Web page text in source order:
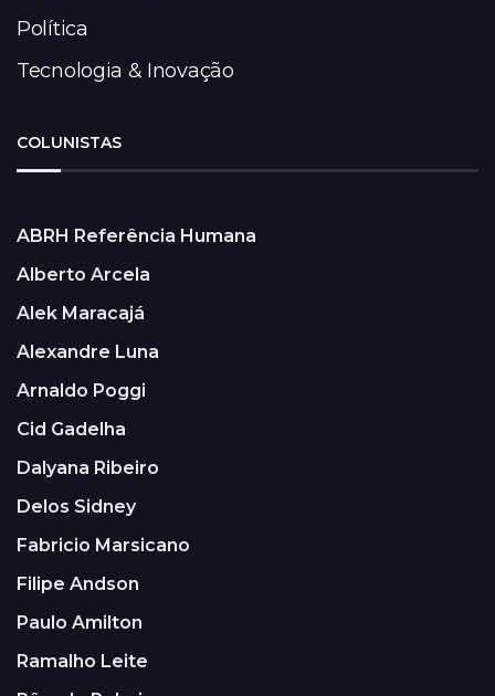
Política
Tecnologia & Inovação
COLUNISTAS
ABRH Referência Humana
Alberto Arcela
Alek Maracajá
Alexandre Luna
Arnaldo Poggi
Cid Gadelha
Dalyana Ribeiro
Delos Sidney
Fabricio Marsicano
Filipe Andson
Paulo Amilton
Ramalho Leite